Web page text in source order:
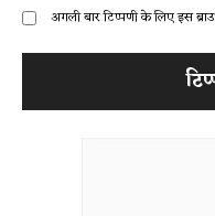
अगली बार टिप्पणी के लिए इस